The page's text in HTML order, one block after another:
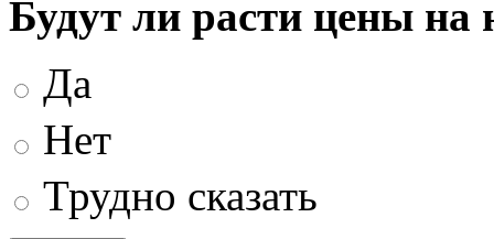
Будут ли расти цены
Да
Нет
Трудно сказать